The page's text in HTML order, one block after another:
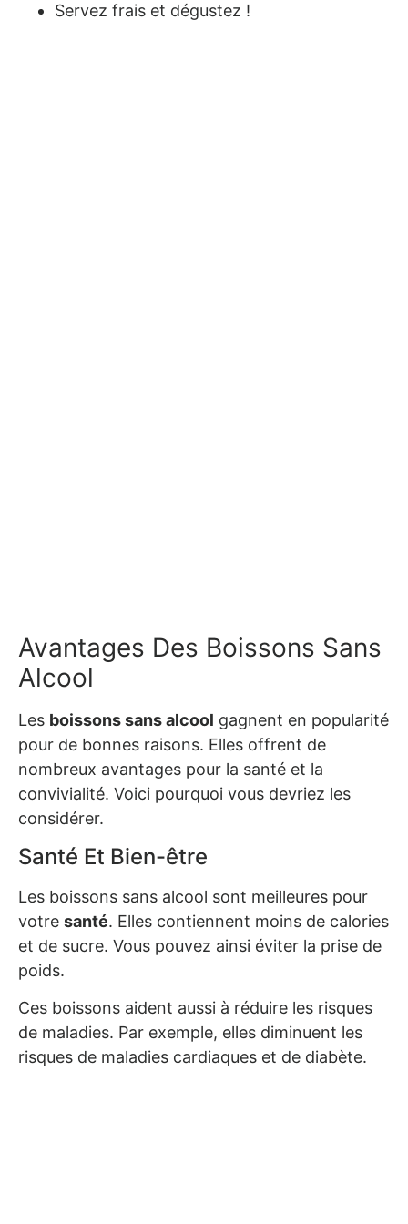
Servez frais et dégustez !
Avantages Des Boissons Sans
Alcool
Les boissons sans alcool gagnent en popularité
pour de bonnes raisons. Elles offrent de
nombreux avantages pour la santé et la
convivialité. Voici pourquoi vous devriez les
considérer.
Santé Et Bien-être
Les boissons sans alcool sont meilleures pour
votre santé. Elles contiennent moins de calories
et de sucre. Vous pouvez ainsi éviter la prise de
poids.
Ces boissons aident aussi à réduire les risques
de maladies. Par exemple, elles diminuent les
risques de maladies cardiaques et de diabète.